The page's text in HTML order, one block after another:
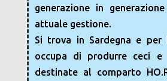
generazione in
attuale gestione.
Si trova in Sardegna e
occupa di produrre ceci e
destinate al comparto